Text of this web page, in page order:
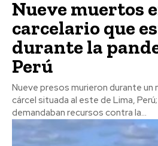
Nueve muertos
carcelario que
durante la
Perú
Nueve presos murieron durante un
cárcel situada al este de Lima,
demandaban recursos contra la...